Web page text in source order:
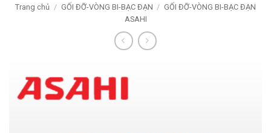
Trang chủ / GỐI ĐỠ-VÒNG BI-BẠC ĐẠN / GỐI ĐỠ-VÒNG BI-BẠC ĐẠN
ASAHI